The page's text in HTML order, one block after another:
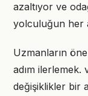
azaltıyor ve
yolculuğun her
Uzmanların
adım
değişiklikler bir